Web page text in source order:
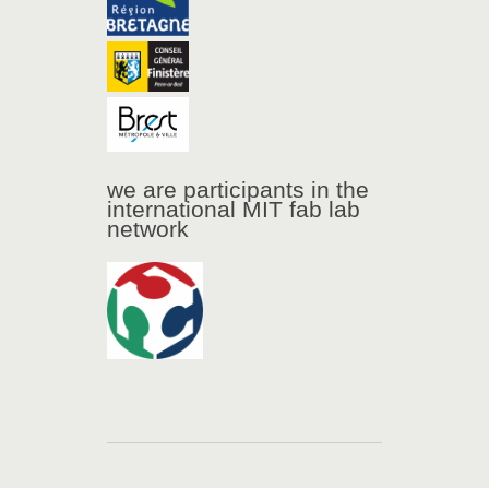
we are participants in the
international MIT fab lab
network